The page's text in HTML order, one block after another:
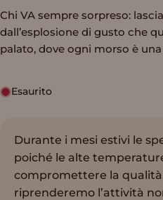
Chi VA sempre sorpreso:
dall’esplosione di gusto che
palato, dove ogni morso è
Esaurito
Durante i mesi estivi le
poiché le alte
compromettere la
riprenderemo l’attività